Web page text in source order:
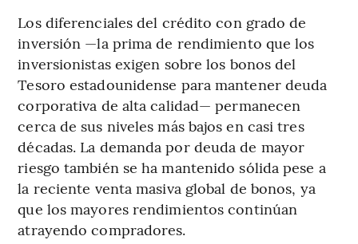
Los diferenciales del crédito con grado de
inversión —la prima de rendimiento que los
inversionistas exigen sobre los bonos del
Tesoro estadounidense para mantener deuda
corporativa de alta calidad— permanecen
cerca de sus niveles más bajos en casi tres
décadas. La demanda por deuda de mayor
riesgo también se ha mantenido sólida pese a
la reciente venta masiva global de bonos, ya
que los mayores rendimientos continúan
atrayendo compradores.